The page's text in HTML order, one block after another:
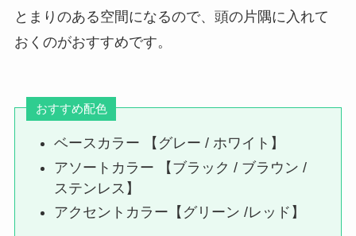
とまりのある空間になるので、頭の片隅に入れて
おくのがおすすめです。
おすすめ配色
ベースカラー 【グレー / ホワイト】
アソートカラー 【ブラック / ブラウン /
ステンレス】
アクセントカラー【グリーン /レッド】